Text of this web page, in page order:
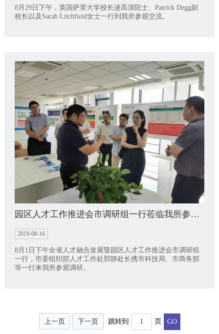
8月29日下午，英国萨里大学校长逯高清院士、Patrick Degg副
校长以及Sarah Litchfield女士一行到我所参观交流。
园区人才工作推进会市调研组一行莅临我所参观调研
2019-08-16
8月1日下午全省人才融合发展暨园区人才工作推进会市调研组
一行，市委组织部人才工作处郭静处长携市科技局、市商务部
等一行来我所参观调研。
上一页 下一页 跳转到 页